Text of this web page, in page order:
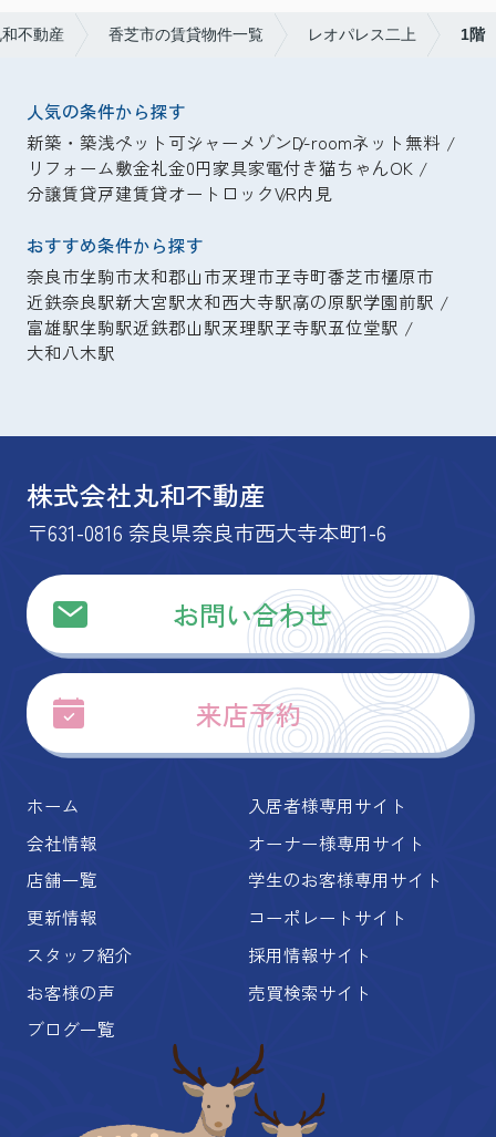
不動産 香芝市の賃貸物件一覧 レオパレス二上 1階
人気の条件から探す
新築・築浅ペット可シャーメゾンD-roomネット無料
リフォーム敷金礼金0円家具家電付き猫ちゃんOK
分譲賃貸戸建賃貸オートロックVR内見
おすすめ条件から探す
奈良市生駒市大和郡山市天理市王寺町香芝市橿原市
近鉄奈良駅新大宮駅大和西大寺駅高の原駅学園前駅
富雄駅生駒駅近鉄郡山駅天理駅王寺駅五位堂駅
大和八木駅
株式会社丸和不動産
〒631-0816 奈良県奈良市西大寺本町1-6
お問い合わせ
来店予約
ホーム
会社情報
店舗一覧
更新情報
スタッフ紹介
お客様の声
ブログ一覧
入居者様専用サイト
オーナー様専用サイト
学生のお客様専用サイト
コーポレートサイト
採用情報サイト
売買検索サイト